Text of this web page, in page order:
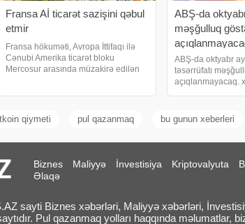
Fransa Aİ ticarət sazişini qəbul
etmir
Fransa hökuməti, Avropa İttifaqı ilə
Cənubi Amerika ticarət bloku
Mercosur arasında müzakirə edilən
Brejon çərşənb
ABŞ-da
məşğulluq
ABŞ-da oktyabr
təsərrüfatı
açıqlanmayacaq.
məlumatlarının
bildirib
qiymeti pul qazanmaq bu gunun xeberleri
Biznes Maliyyə İnvestisiya Kriptovalyuta
Əlaqə
sayti Biznes xəbərləri, Maliyyə xəbərləri,
Pul qazanmaq yolları haqqında